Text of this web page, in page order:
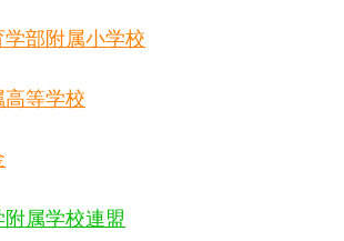
部附属小学校
等学校
属学校連盟